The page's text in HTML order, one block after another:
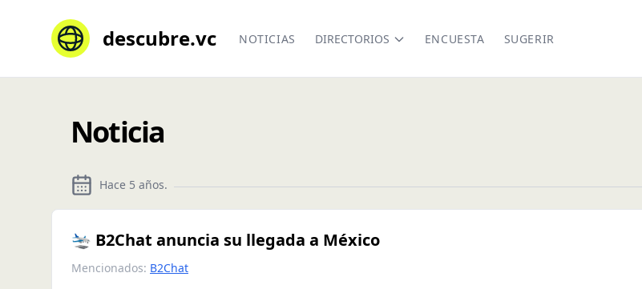
descubre.vc NOTICIAS DIRECTORIOS ENCUESTA SUGERIR
Noticia
Hace 5 años.
🛬 B2Chat anuncia su llegada a México
Mencionados: B2Chat